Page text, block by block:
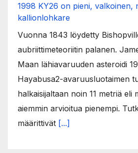
1998 KY26 on pieni, valkoinen,
kallionlohkare
Vuonna 1843 löydetty
aubriittimeteoriitin palanen.
Maan lähiavaruuden asteroidi
Hayabusa2-avaruusluotaimen
halkaisijaltaan noin 11 metriä eli
aiemmin arvioitua pienempi.
määrittivät [...]